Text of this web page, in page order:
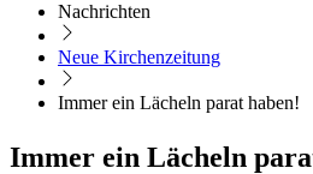
Nachrichten
Neue Kirchenzeitung
Immer ein Lächeln parat haben!
Immer ein Lächeln